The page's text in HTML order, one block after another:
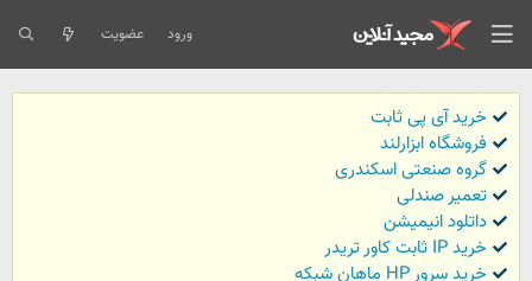
ورود عضویت
خرید آی پی ثابت
فروشگاه ابزارلند
گروه صنعتی اسکندری
تعمیر صندلی
داتلود انیمیشن
خرید IP ثابت کاور تریدر
خرید سرور HP ماهان شبکه